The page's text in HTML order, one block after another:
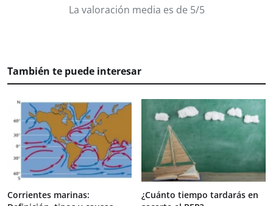
La valoración media es de 5/5
También te puede interesar
Corrientes marinas:
¿Cuánto tiempo tardarás en